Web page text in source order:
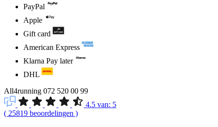
PayPal
Apple
Gift card
American Express
Klarna Pay later
DHL
All4running 072 520 00 99
4.5 van: 5
( 25819 beoordelingen )